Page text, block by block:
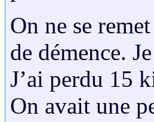
On ne se
de démence.
J’ai perdu 15
On avait une